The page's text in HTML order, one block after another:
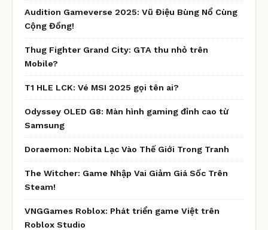
Audition Gameverse 2025: Vũ Điệu Bùng Nổ Cùng
Cộng Đồng!
Thug Fighter Grand City: GTA thu nhỏ trên
Mobile?
T1 HLE LCK: Vé MSI 2025 gọi tên ai?
Odyssey OLED G8: Màn hình gaming đỉnh cao từ
Samsung
Doraemon: Nobita Lạc Vào Thế Giới Trong Tranh
The Witcher: Game Nhập Vai Giảm Giá Sốc Trên
Steam!
VNGGames Roblox: Phát triển game Việt trên
Roblox Studio